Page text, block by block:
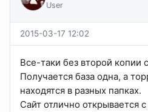
User
2015-03-17 12:02
Все-таки без второй копии
Получается база одна, а
находятся в разных папках.
Сайт отлично открывается